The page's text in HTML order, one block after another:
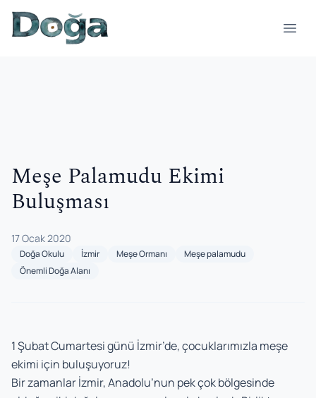
İçeriğe geç
Meşe Palamudu Ekimi
Buluşması
17 Ocak 2020
Doğa Okulu İzmir Meşe Ormanı
Meşe palamudu
Önemli Doğa Alanı
1 Şubat Cumartesi günü İzmir’de, çocuklarımızla meşe
ekimi için buluşuyoruz!
Bir zamanlar İzmir, Anadolu’nun pek çok bölgesinde